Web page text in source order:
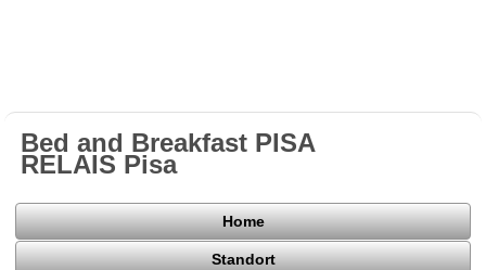
Bed and Breakfast PISA
RELAIS Pisa
Home
Standort